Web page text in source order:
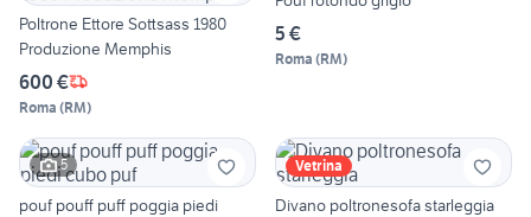
Poltrone Ettore Sottsass 1980
Produzione Memphis
600 €
Roma (RM)
5 €
Roma (RM)
5
pouf pouff puff poggia piedi
Vetrina
Divano poltronesofa starleggia